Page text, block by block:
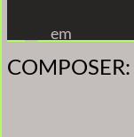
Inhalt
springen
em
COMPOSER: